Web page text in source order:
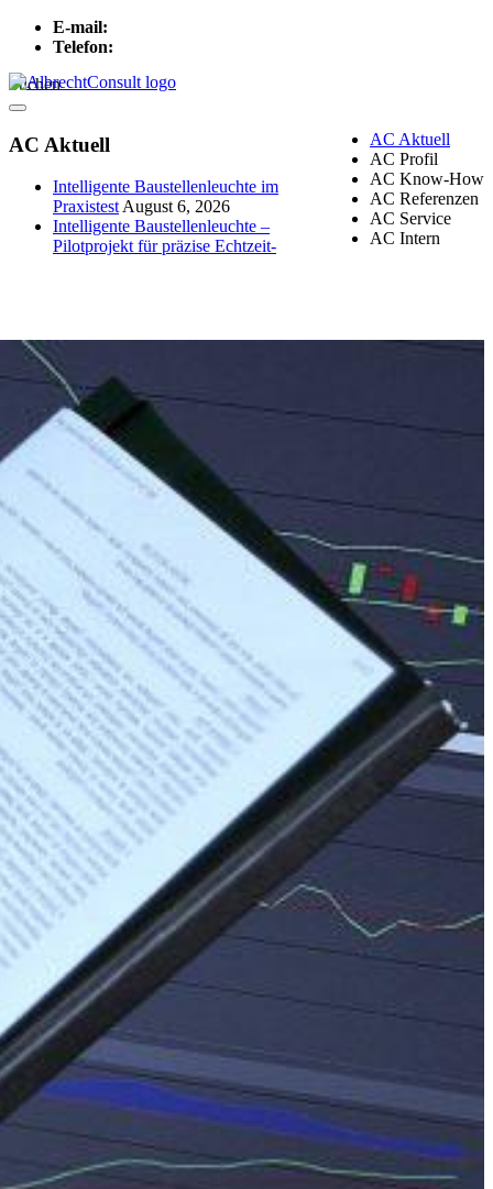
E-mail:
Telefon:
Suchen
Menu
AC Aktuell
AC Profil
AC Know-How
AC Referenzen
AC Service
AC Intern
AC Aktuell
Intelligente Baustellenleuchte im
PraxistestAugust 6, 2026
Intelligente Baustellenleuchte –
Pilotprojekt für präzise Echtzeit-